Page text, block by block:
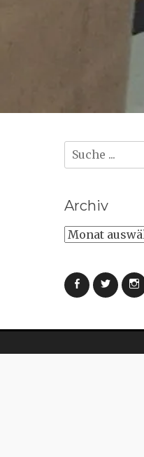
Suche
nach:
Archiv
Archiv
FacebookTwitter